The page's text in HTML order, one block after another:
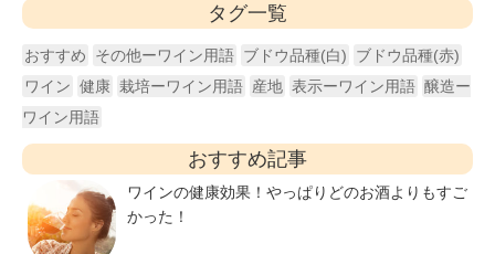
タグ一覧
おすすめ その他ーワイン用語 ブドウ品種(白)
ブドウ品種(赤)
ワイン 健康 栽培ーワイン用語 産地 表示ーワイン用語 醸造ー
ワイン用語
おすすめ記事
ワインの健康効果！やっぱりどのお酒よりもすご
かった！